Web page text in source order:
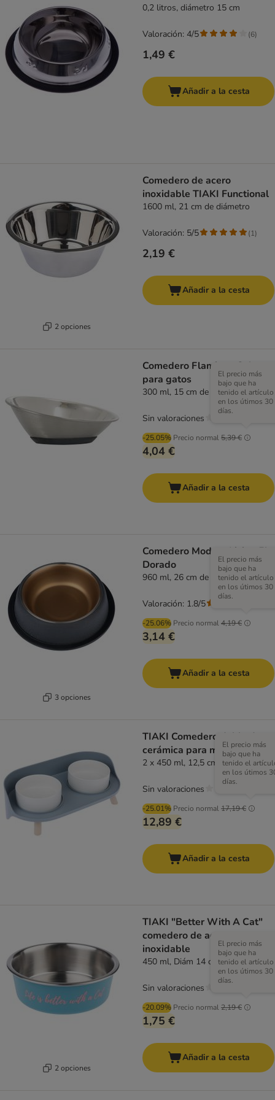
0,2 litros, diámetro 15 cm
1,49 €
Valoración: 4/5 (6)
Añadir a la cesta
2 opciones
Comedero de acero
inoxidable TIAKI Functional
1600 ml, 21 cm de diámetro
2,19 €
Valoración: 5/5 (1)
Añadir a la cesta
Comedero Flamingo Selecta
para gatos
300 ml, 15 cm de diámetro
-25.05% Precio normal5,39 €
El precio más
bajo que ha
tenido el artículo
en los útimos 30
días.
4,04 €
Sin valoraciones
Añadir a la cesta
3 opciones
Comedero Modern Living El
Dorado
960 ml, 26 cm de diámetro
-25.06% Precio normal4,19 €
El precio más
bajo que ha
tenido el artículo
en los útimos 30
días.
3,14 €
Valoración: 1.8/5
Añadir a la cesta
TIAKI Comedero doble de
cerámica para mascotas
2 x 450 ml, 12,5 cm de diámetro
-25.01% Precio normal17,19 €
El precio más
bajo que ha
tenido el
en los útimos
días.
12,89 €
Sin valoraciones
Añadir a la cesta
2 opciones
TIAKI "Better With A Cat"
comedero de acero
inoxidable
450 ml, Diám 14 cm
-20.09% Precio normal2,19 €
El precio más
bajo que ha
tenido el artículo
en los útimos 30
días.
1,75 €
Sin valoraciones
Añadir a la cesta